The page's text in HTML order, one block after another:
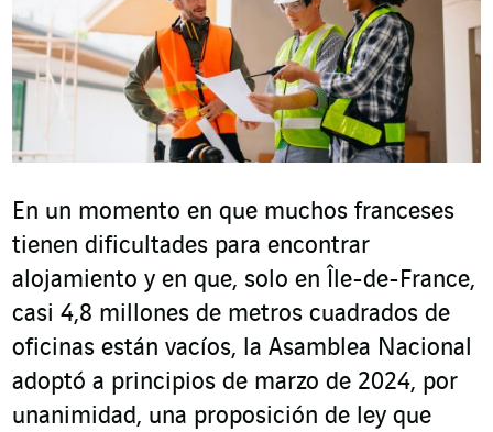
En un momento en que muchos franceses
tienen dificultades para encontrar
alojamiento y en que, solo en Île-de-France,
casi 4,8 millones de metros cuadrados de
oficinas están vacíos, la Asamblea Nacional
adoptó a principios de marzo de 2024, por
unanimidad, una proposición de ley que